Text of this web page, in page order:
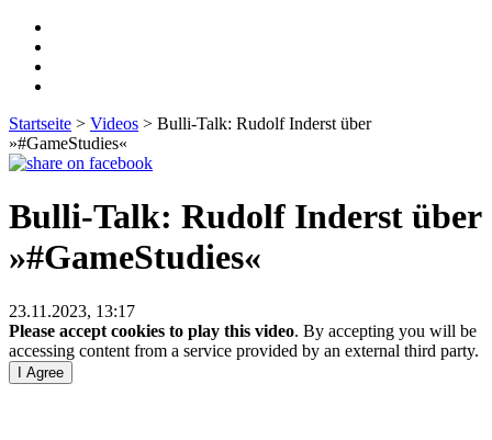
Startseite > Videos > Bulli-Talk: Rudolf Inderst über
»#GameStudies«
Bulli-Talk: Rudolf Inderst über
»#GameStudies«
23.11.2023, 13:17
Please accept cookies to play this video. By accepting you will be
accessing content from a service provided by an external third party.
I Agree